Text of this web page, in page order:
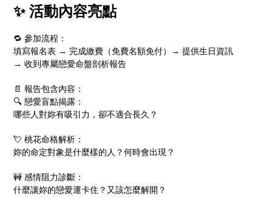
✨ 活動內容亮點
🔁 參加流程：
填寫報名表 → 完成繳費（免費名額免付）→ 提供生日資訊
→ 收到專屬戀愛命盤剖析報告
📄 報告包含內容：
🔍 戀愛盲點揭露：
哪些人對妳有吸引力，卻不適合長久？
💘 桃花命格解析：
妳的命定對象是什麼樣的人？何時會出現？
🚧 感情阻力診斷：
什麼讓妳的戀愛運卡住？又該怎麼解開？